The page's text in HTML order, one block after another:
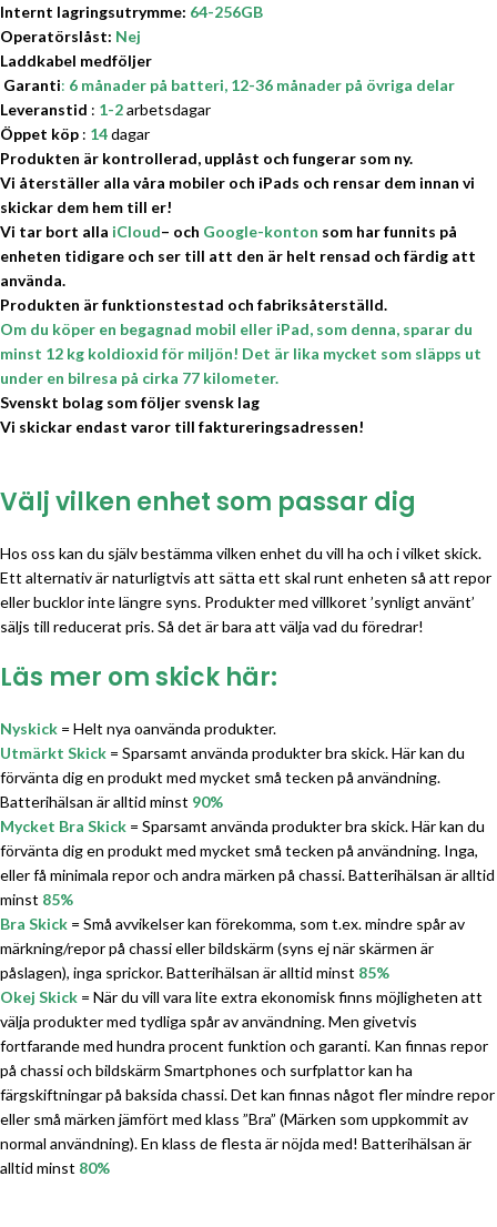
Internt lagringsutrymme: 64-256GB
Operatörslåst: Nej
Laddkabel medföljer
Garanti: 6 månader på batteri, 12-36 månader på övriga delar
Leveranstid : 1-2arbetsdagar
Öppet köp : 14dagar
Produkten är kontrollerad, upplåst och fungerar som ny.
Vi återställer alla våra mobiler och iPads och rensar dem innan vi
skickar dem hem till er!
Vi tar bort alla iCloud– och Google-konton som har funnits på
enheten tidigare och ser till att den är helt rensad och färdig att
använda.
Produkten är funktionstestad och fabriksåterställd.
Om du köper en begagnad mobil eller iPad, som denna, sparar du
minst 12 kg koldioxid för miljön! Det är lika mycket som släpps ut
under en bilresa på cirka 77 kilometer.
Svenskt bolag som följer svensk lag
Vi skickar endast varor till faktureringsadressen!
Välj vilken enhet som passar dig
Hos oss kan du själv bestämma vilken enhet du vill ha och i vilket skick.
Ett alternativ är naturligtvis att sätta ett skal runt enheten så att repor
eller bucklor inte längre syns. Produkter med villkoret ’synligt använt’
säljs till reducerat pris. Så det är bara att välja vad du föredrar!
Läs mer om skick här:
Nyskick = Helt nya oanvända produkter.
Utmärkt Skick = Sparsamt använda produkter bra skick. Här kan du
förvänta dig en produkt med mycket små tecken på användning.
Batterihälsan är alltid minst 90%
Mycket Bra Skick = Sparsamt använda produkter bra skick. Här kan du
förvänta dig en produkt med mycket små tecken på användning. Inga,
eller få minimala repor och andra märken på chassi. Batterihälsan är alltid
minst 85%
Bra Skick = Små avvikelser kan förekomma, som t.ex. mindre spår av
märkning/repor på chassi eller bildskärm (syns ej när skärmen är
påslagen), inga sprickor. Batterihälsan är alltid minst 85%
Okej Skick = När du vill vara lite extra ekonomisk finns möjligheten att
välja produkter med tydliga spår av användning. Men givetvis
fortfarande med hundra procent funktion och garanti. Kan finnas repor
på chassi och bildskärm Smartphones och surfplattor kan ha
färgskiftningar på baksida chassi. Det kan finnas något fler mindre repor
eller små märken jämfört med klass ”Bra” (Märken som uppkommit av
normal användning). En klass de flesta är nöjda med! Batterihälsan är
alltid minst 80%